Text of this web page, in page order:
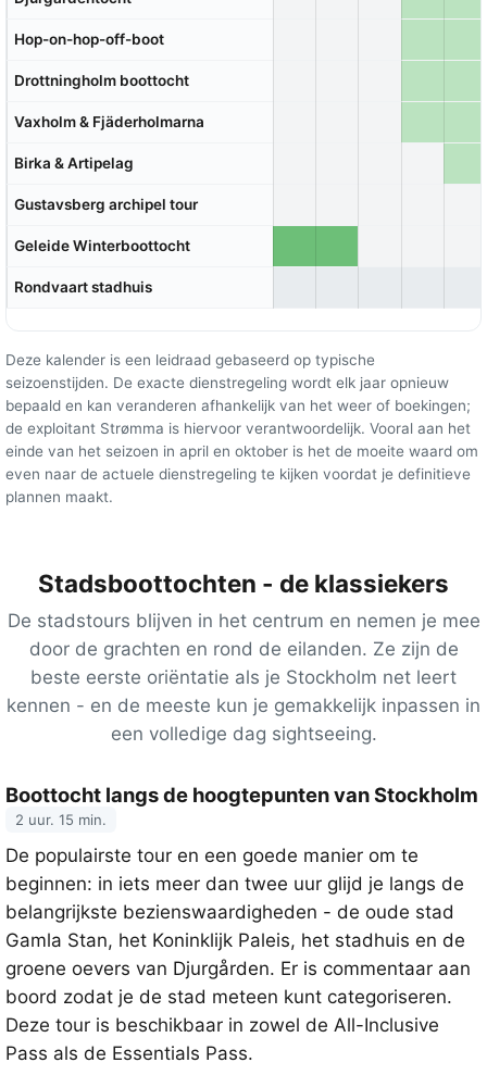
Hop-on-hop-off-boot
Drottningholm boottocht
Vaxholm & Fjäderholmarna
Birka & Artipelag
Gustavsberg archipel tour
Geleide Winterboottocht
Rondvaart stadhuis
Deze kalender is een leidraad gebaseerd op typische
seizoenstijden. De exacte dienstregeling wordt elk jaar opnieuw
bepaald en kan veranderen afhankelijk van het weer of boekingen;
de exploitant Strømma is hiervoor verantwoordelijk. Vooral aan het
einde van het seizoen in april en oktober is het de moeite waard om
even naar de actuele dienstregeling te kijken voordat je definitieve
plannen maakt.
Stadsboottochten - de klassiekers
De stadstours blijven in het centrum en nemen je mee
door de grachten en rond de eilanden. Ze zijn de
beste eerste oriëntatie als je Stockholm net leert
kennen - en de meeste kun je gemakkelijk inpassen in
een volledige dag sightseeing.
Boottocht langs de hoogtepunten van Stockholm
2 uur. 15 min.
De populairste tour en een goede manier om te
beginnen: in iets meer dan twee uur glijd je langs de
belangrijkste bezienswaardigheden - de oude stad
Gamla Stan, het Koninklijk Paleis, het stadhuis en de
groene oevers van Djurgården. Er is commentaar aan
boord zodat je de stad meteen kunt categoriseren.
Deze tour is beschikbaar in zowel de All-Inclusive
Pass als de Essentials Pass.